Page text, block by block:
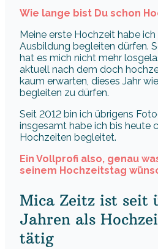
Wie lange bist Du schon
Meine erste Hochzeit habe
Ausbildung begleiten dürfen.
hat es mich nicht mehr
aktuell nach dem doch
kaum erwarten, dieses Jahr
begleiten zu dürfen.
Seit 2012 bin ich übrigens
insgesamt habe ich bis heute
Hochzeiten begleitet.
Ein Vollprofi also, genau
seinem Hochzeitstag
Mica Zeitz ist seit
Jahren als
tätig